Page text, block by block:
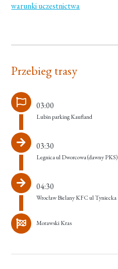
warunki uczestnictwa
Przebieg trasy
03:00
Lubin parking Kaufland
03:30
Legnica ul Dworcowa (dawny PKS)
04:30
Wrocław Bielany KFC ul Tyniecka
Morawski Kras